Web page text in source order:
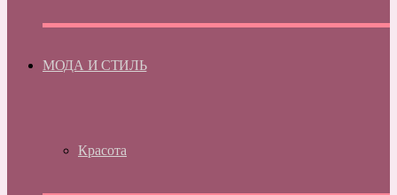
МОДА И СТИЛЬ
Красота